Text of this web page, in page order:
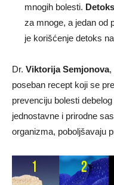
mnogih bolesti.
za mnoge, a jedan od
je korišćenje detoks
Dr. Viktorija Semjonova,
poseban recept koji se
prevenciju bolesti
jednostavne i prirodne
organizma, poboljšavaju